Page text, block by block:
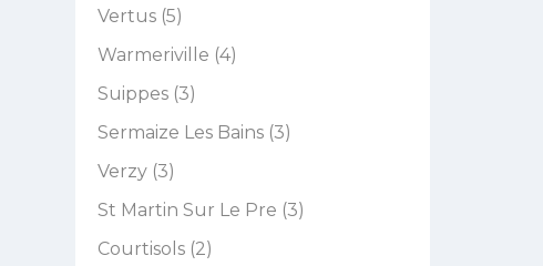
Vertus (5)
Warmeriville (4)
Suippes (3)
Sermaize Les Bains (3)
Verzy (3)
St Martin Sur Le Pre (3)
Courtisols (2)